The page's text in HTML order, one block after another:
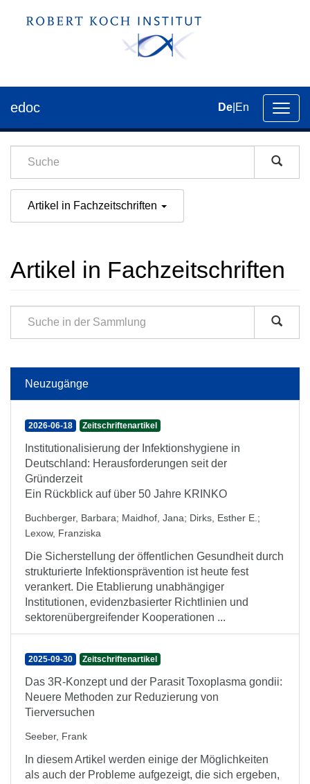
der
edoc De En
Artikel in Fachzeitschriften
Artikel in Fachzeitschriften
Neuzugänge
2026-06-18 Zeitschriftenartikel
Institutionalisierung der Infektionshygiene in
Deutschland: Herausforderungen seit der
Gründerzeit
Ein Rückblick auf über 50 Jahre KRINKO
Buchberger, Barbara; Maidhof, Jana; Dirks, Esther E. ;
Lexow, Franziska
Die Sicherstellung der öffentlichen Gesundheit durch
strukturierte Infektionsprävention ist heute fest
verankert. Die Etablierung unabhängiger
Institutionen, evidenzbasierter Richtlinien und
sektorenübergreifender Kooperationen ...
2025-09-30 Zeitschriftenartikel
Das 3R-Konzept und der Parasit Toxoplasma gondii:
Neuere Methoden zur Reduzierung von
Tierversuchen
Seeber, Frank
In diesem Artikel werden einige der Möglichkeiten
als auch der Probleme aufgezeigt, die sich ergeben,